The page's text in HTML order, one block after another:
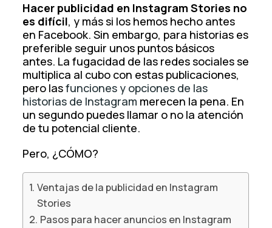
Hacer publicidad en Instagram Stories no
es difícil, y más si los hemos hecho antes
en Facebook. Sin embargo, para historias es
preferible seguir unos puntos básicos
antes. La fugacidad de las redes sociales se
multiplica al cubo con estas publicaciones,
pero lasfunciones y opciones de las
historias de Instagram merecen la pena. En
un segundo puedes llamar o no la atención
de tu potencial cliente.
Pero, ¿CÓMO?
Ventajas de la publicidad en Instagram
Stories
Pasos para hacer anuncios en Instagram